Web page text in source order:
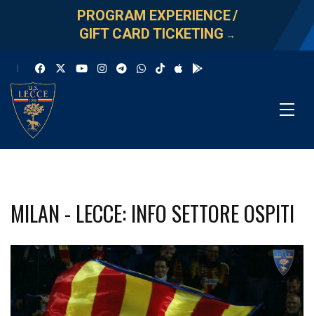
PROGRAM EXPERIENCE/
GIFT CARD TICKETING →
MILAN - LECCE: INFO SETTORE OSPITI